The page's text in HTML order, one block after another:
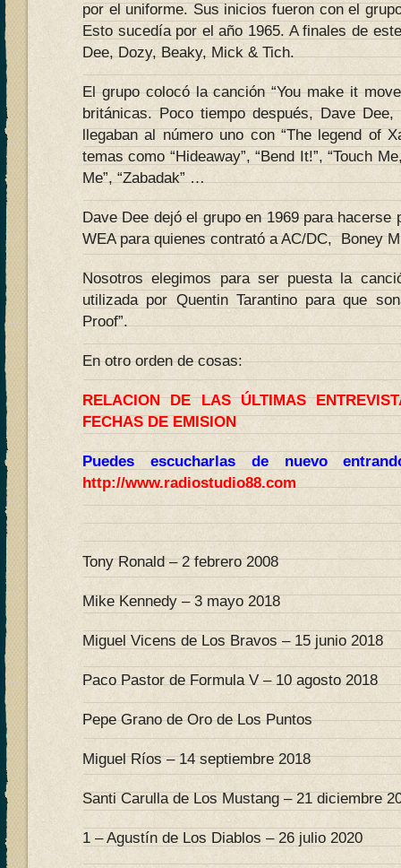
por el uniforme. Sus inicios fueron con el
Esto sucedía por el año 1965. A finales de
Dee, Dozy, Beaky, Mick & Tich.
El grupo colocó la canción “You make it
británicas. Poco tiempo después, Dave
llegaban al número uno con “The legend of
temas como “Hideaway”, “Bend It!”, “Touch
Me”, “Zabadak” …
Dave Dee dejó el grupo en 1969 para hacerse
WEA para quienes contrató a AC/DC, Boney
Nosotros elegimos para ser puesta la
utilizada por Quentin Tarantino para que
Proof”.
En otro orden de cosas:
RELACION DE LAS ÚLTIMAS
FECHAS DE EMISION
Puedes escucharlas de nuevo
http://www.radiostudio88.com
Tony Ronald – 2 febrero 2008
Mike Kennedy – 3 mayo 2018
Miguel Vicens de Los Bravos – 15 junio 2018
Paco Pastor de Formula V – 10 agosto 2018
Pepe Grano de Oro de Los Puntos
Miguel Ríos – 14 septiembre 2018
Santi Carulla de Los Mustang – 21 diciembre
1 – Agustín de Los Diablos – 26 julio 2020